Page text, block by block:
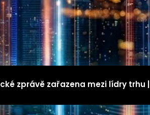
zprávě zařazena mezi lídry trhu |